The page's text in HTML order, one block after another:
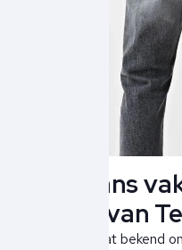
Italiaans
basis van
Tenue. staat bekend